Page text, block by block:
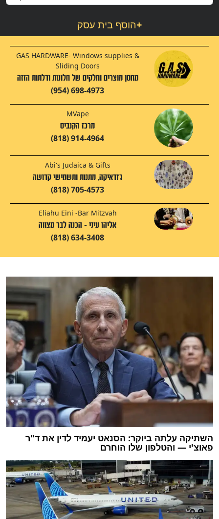
הוסף בית עסק+
GAS HARDWARE- Windows supplies &
Sliding Doors
מחסן מוצרים וחלקים של חלונות ודלתות הזזה
(954) 698-4973
MVape
מרכז הקנביס
(818) 914-4964
Abi's Judaica & Gifts
ג'ודאיקה, מתנות ותשמישי קדושה
(818) 705-4573
Eliahu Eini -Bar Mitzvah
אליהו עיני - הכנה לבר מצווה
(818) 634-3408
השתיקה עלתה ביוקר: הסנאט יעמיד לדין את ד"ר
פאוצ'י — והטלפון שלו הוחרם